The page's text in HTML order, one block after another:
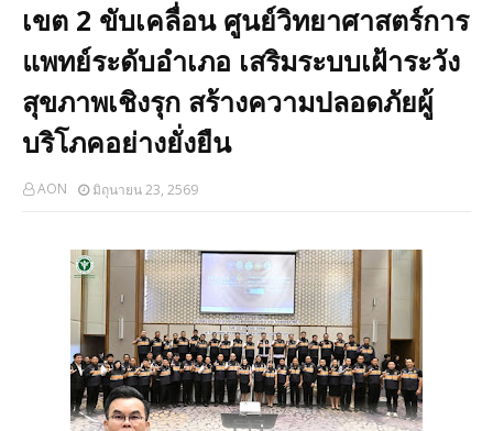
เขต 2 ขับเคลื่อน ศูนย์วิทยาศาสตร์การ
แพทย์ระดับอำเภอ เสริมระบบเฝ้าระวัง
สุขภาพเชิงรุก สร้างความปลอดภัยผู้
บริโภคอย่างยั่งยืน
AON มิถุนายน 23, 2569